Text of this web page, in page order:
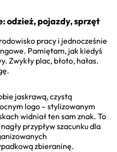
odzież, pojazdy, sprzęt
pracy i jednocześnie
Pamiętam, jak kiedyś
Zwykły plac, błoto, hałas.
jaskrawą, czystą
logo – stylizowanym
widniał ten sam znak. To
przypływ szacunku dla
zbieraninę.